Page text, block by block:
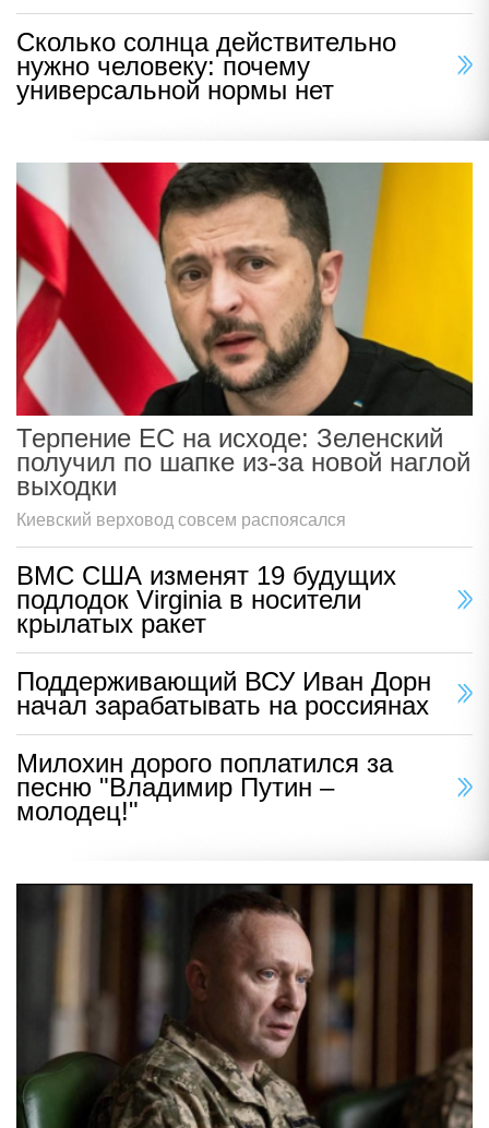
Сколько солнца действительно
нужно человеку: почему
универсальной нормы нет
Терпение ЕС на исходе: Зеленский
получил по шапке из-за новой наглой
выходки
Киевский верховод совсем распоясался
ВМС США изменят 19 будущих
подлодок Virginia в носители
крылатых ракет
Поддерживающий ВСУ Иван Дорн
начал зарабатывать на россиянах
Милохин дорого поплатился за
песню "Владимир Путин –
молодец!"